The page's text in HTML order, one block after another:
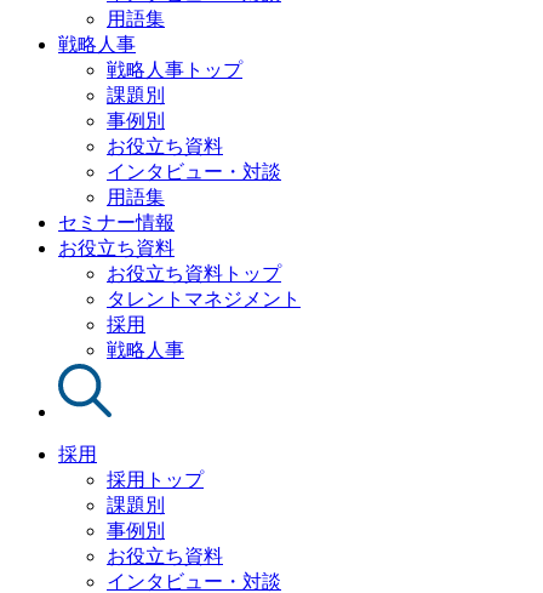
用語集
戦略人事
戦略人事トップ
課題別
事例別
お役立ち資料
インタビュー・対談
用語集
セミナー情報
お役立ち資料
お役立ち資料トップ
タレントマネジメント
採用
戦略人事
採用
採用トップ
課題別
事例別
お役立ち資料
インタビュー・対談